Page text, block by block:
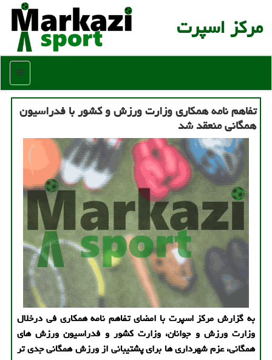
مركز اسپرت
منو
تفاهم نامه همكاری وزارت ورزش و كشور با فدراسیون
همگانی منعقد شد
به گزارش مرکز اسپرت با امضای تفاهم نامه همکاری فی درخلال
وزارت ورزش و جوانان، وزارت کشور و فدراسیون ورزش های
همگانی، عزم شهرداری ها برای پشتیبانی از ورزش همگانی جدی تر